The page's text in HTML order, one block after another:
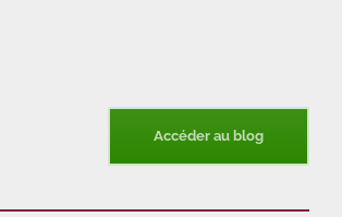
Accéder au blog